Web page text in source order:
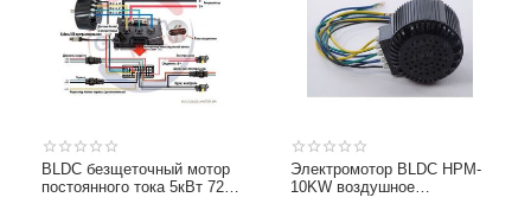
BLDC безщеточный мотор
постоянного тока 5кВт 72В
Электромотор BLDC HPM-
10KW воздушное